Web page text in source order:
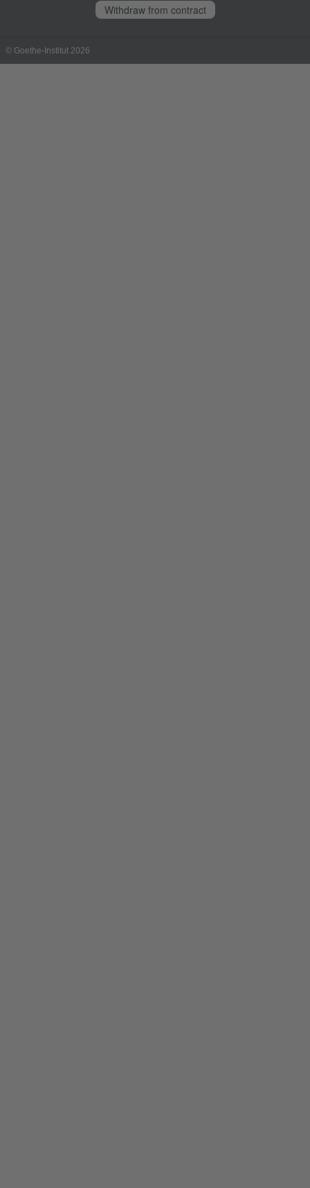
Withdraw from contract
© Goethe-Institut 2026